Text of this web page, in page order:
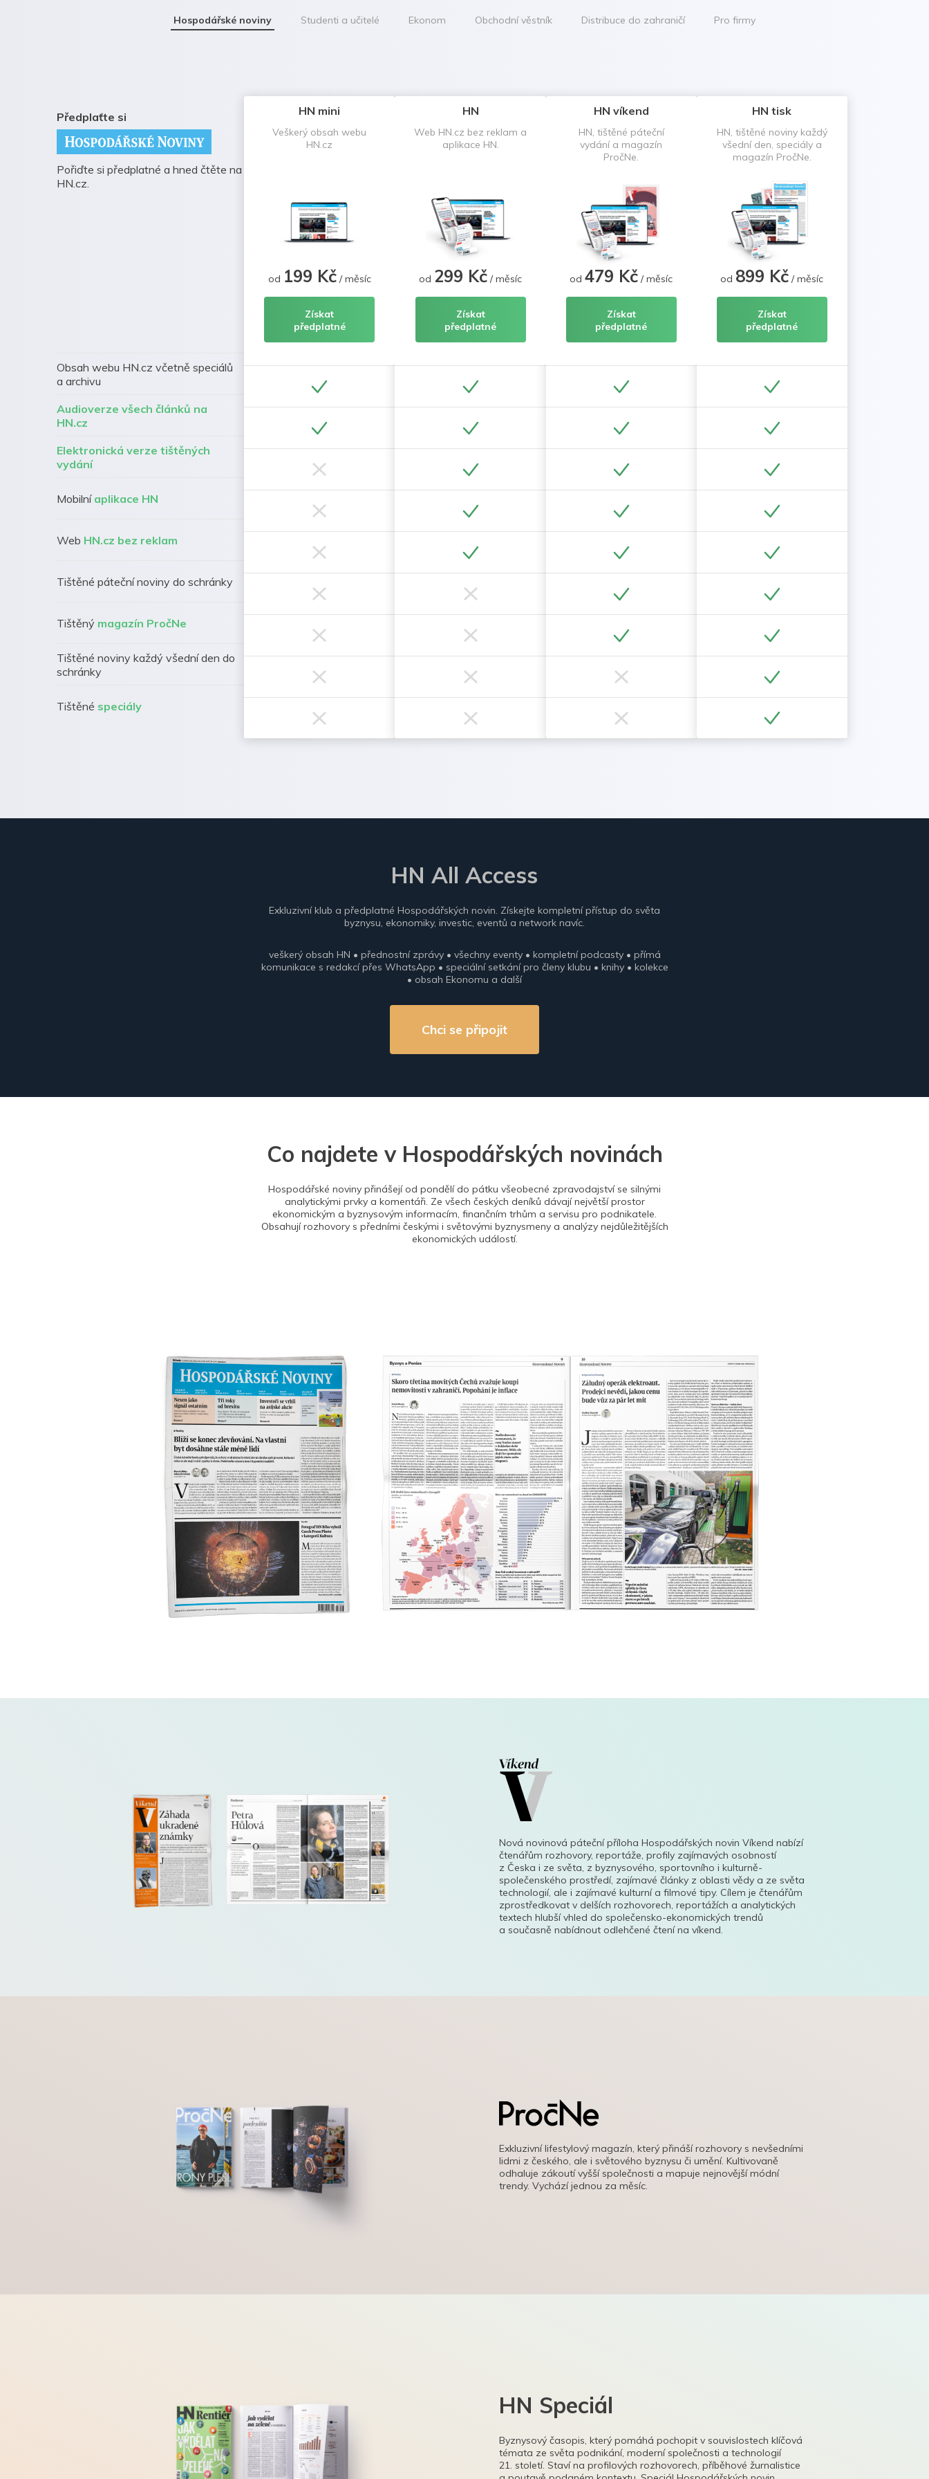
Hospodářské noviny Studenti a učitelé Ekonom Obchodní věstník Distribuce do zahraničí Pro firmy
Předplaťte si
Pořiďte si předplatné a hned čtěte na
HN.cz.
Obsah webu HN.cz včetně speciálů
a archivu
Audioverze všech článků na
HN.cz
Elektronická verze tištěných
vydání
Mobilní aplikace HN
Web HN.cz bez reklam
Tištěné páteční noviny do schránky
Tištěný magazín PročNe
Tištěné noviny každý všední den do
schránky
Tištěné speciály
HN mini
Veškerý obsah webu
HN.cz
od 199 Kč/ měsíc
Získat
předplatné
HN
Web HN.cz bez reklam a
aplikace HN.
od 299 Kč / měsíc
Získat
předplatné
HN víkend
HN, tištěné páteční
vydání a magazín
PročNe.
od479 Kč / měsíc
Získat
předplatné
HN tisk
HN, tištěné noviny každý
všední den, speciály a
magazín PročNe.
od 899 Kč / měsíc
Získat
předplatné
HN All Access
Exkluzivní klub a předplatné Hospodářských novin. Získejte kompletní přístup do světa
byznysu, ekonomiky, investic, eventů a network navíc.
veškerý obsah HN • přednostní zprávy • všechny eventy • kompletní podcasty • přímá
komunikace s redakcí přes WhatsApp • speciální setkání pro členy klubu • knihy • kolekce
• obsah Ekonomu a další
Chci se připojit
Co najdete v Hospodářských novinách
Hospodářské noviny přinášejí od pondělí do pátku všeobecné zpravodajství se silnými
analytickými prvky a komentáři. Ze všech českých deníků dávají největší prostor
ekonomickým a byznysovým informacím, finančním trhům a servisu pro podnikatele.
Obsahují rozhovory s předními českými i světovými byznysmeny a analýzy nejdůležitějších
ekonomických událostí.
Nová novinová páteční příloha Hospodářských novin Víkend nabízí
čtenářům rozhovory, reportáže, profily zajímavých osobností
z Česka i ze světa, z byznysového, sportovního i kulturně-
společenského prostředí, zajímavé články z oblasti vědy a ze světa
technologií, ale i zajímavé kulturní a filmové tipy. Cílem je čtenářům
zprostředkovat v delších rozhovorech, reportážích a analytických
textech hlubší vhled do společensko-ekonomických trendů
a současně nabídnout odlehčené čtení na víkend.
Exkluzivní lifestylový magazín, který přináší rozhovory s nevšedními
lidmi z českého, ale i světového byznysu či umění. Kultivovaně
odhaluje zákoutí vyšší společnosti a mapuje nejnovější módní
trendy. Vychází jednou za měsíc.
HN Speciál
Byznysový časopis, který pomáhá pochopit v souvislostech klíčová
témata ze světa podnikání, moderní společnosti a technologií
21. století. Staví na profilových rozhovorech, příběhové žurnalistice